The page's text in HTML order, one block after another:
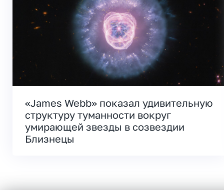
«James Webb» показал удивительную
структуру туманности вокруг
умирающей звезды в созвездии
Близнецы